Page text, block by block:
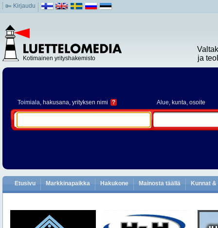
Kirjaudu
Kotimainen yrityshakemisto
ja
Toimiala, hakusana, yrityksen nimi ? Alue, kunta, osoite
Etusivu Markkinapaikka Hakukone Mainosta täällä Kunnat